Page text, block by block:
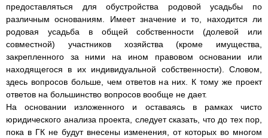
предоставляться для обустройства родовой усадьбы по
различным основаниям. Имеет значение и то, находится ли
родовая усадьба в общей собственности (долевой или
совместной) участников хозяйства (кроме имущества,
закрепленного за ними на ином правовом основании или
находящегося в их индивидуальной собственности). Словом,
здесь вопросов больше, чем ответов на них. К тому же проект
ответов на большинство вопросов вообще не дает.
На основании изложенного и оставаясь в рамках чисто
юридического анализа проекта, следует сказать, что до тех пор,
пока в ГК не будут внесены изменения, от которых во многом